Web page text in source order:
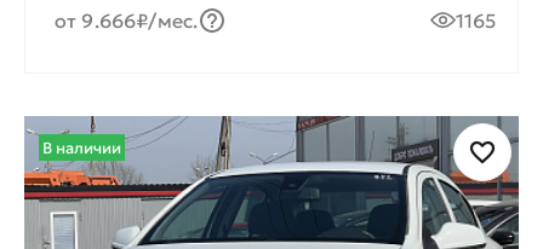
от 9.666₽/мес. 1165
В наличии